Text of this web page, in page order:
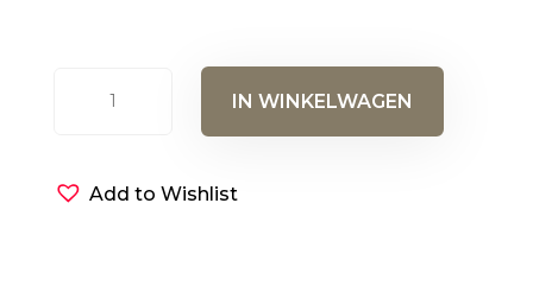
aantal
IN WINKELWAGEN
Add to Wishlist